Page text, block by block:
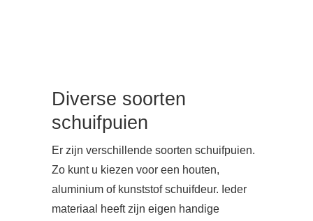
Diverse soorten
schuifpuien
Er zijn verschillende soorten schuifpuien.
Zo kunt u kiezen voor een houten,
aluminium of kunststof schuifdeur. Ieder
materiaal heeft zijn eigen handige